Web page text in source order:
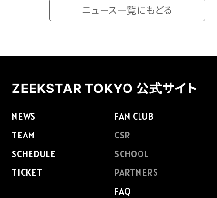
ニュース一覧にもどる
ZEEKSTAR TOKYO 公式サイト
NEWS
TEAM
SCHEDULE
TICKET
FAN CLUB
CSR
SCHOOL
PARTNERS
FAQ